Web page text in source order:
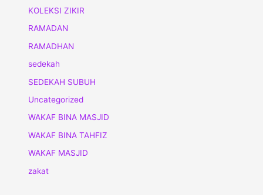
KOLEKSI ZIKIR
RAMADAN
RAMADHAN
sedekah
SEDEKAH SUBUH
Uncategorized
WAKAF BINA MASJID
WAKAF BINA TAHFIZ
WAKAF MASJID
zakat